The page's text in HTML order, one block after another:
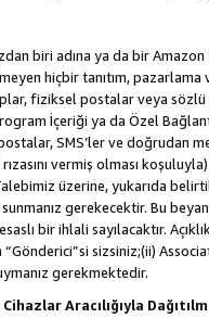
biri adına ya da bir
hiçbir tanıtım,
fiziksel postalar veya sözlü
İçeriği ya da Özel
SMS’ler ve doğrudan
rızasını vermiş olması
üzerine, yukarıda
sunmanız gerekecektir. Bu
bir ihlali sayılacaktır.
sizsiniz;(ii)
gerekmektedir.
Aracılığıyla